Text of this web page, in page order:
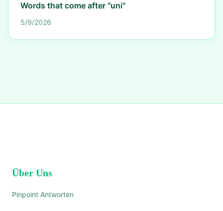
Words that come after "uni"
5/9/2026
Über Uns
Pinpoint Antworten